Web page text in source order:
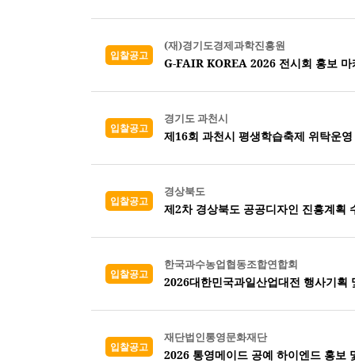
입찰공고
(재)경기도경제과학진흥원
G-FAIR KOREA 2026 전시회 홍보 마
입찰공고
경기도 과천시
제16회 과천시 평생학습축제 위탁운
입찰공고
경상북도
제2차 경상북도 공공디자인 진흥계획
입찰공고
한국과수농업협동조합연합회
2026대한민국과일산업대전 행사기획
입찰공고
재단법인통영문화재단
2026 통영메이드 공예 하이엔드 홍보